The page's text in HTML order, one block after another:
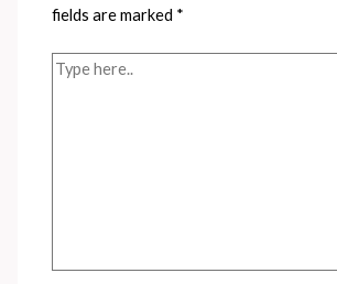
fields are marked *
Type